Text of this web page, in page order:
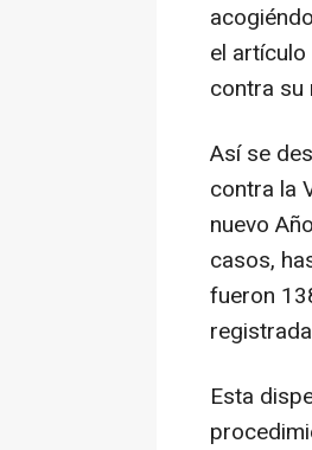
el
contra su
Así se
contra la
nuevo
casos,
fueron
Esta